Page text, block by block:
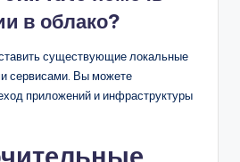
в облако?
существующие локальные
сервисами. Вы можете
приложений и инфраструктуры